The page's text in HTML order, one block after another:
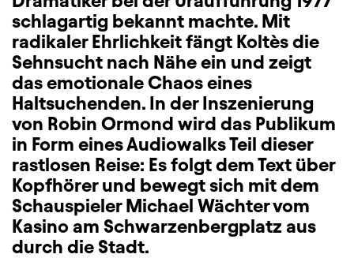
schlagartig bekannt machte. Mit
radikaler Ehrlichkeit fängt Koltès die
Sehnsucht nach Nähe ein und zeigt
das emotionale Chaos eines
Haltsuchenden. In der Inszenierung
von Robin Ormond wird das Publikum
in Form eines Audiowalks Teil dieser
rastlosen Reise: Es folgt dem Text über
Kopfhörer und bewegt sich mit dem
Schauspieler Michael Wächter vom
Kasino am Schwarzenbergplatz aus
durch die Stadt.